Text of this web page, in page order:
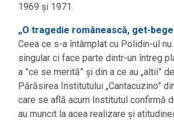
1969 și 1971.
„O tragedie românească, get-
Ceea ce s-a întâmplat cu Polidin-ul
singular ci face parte dintr-un întreg
a ”ce se merită” și din a ce au „altii”
Părăsirea Institutului „Cantacuzino”
care se află acum Institutul confirmă
au muncit la acea realizare și